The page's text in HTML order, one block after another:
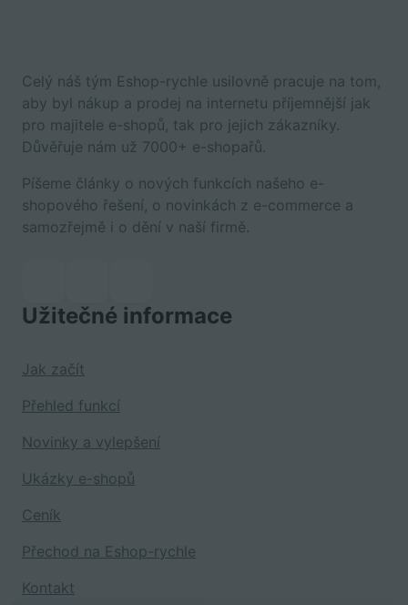
Celý náš tým Eshop-rychle usilovně pracuje na tom,
aby byl nákup a prodej na internetu příjemnější jak
pro majitele e-shopů, tak pro jejich zákazníky.
Důvěřuje nám už 7000+ e-shopařů.
Píšeme články o nových funkcích našeho e-
shopového řešení, o novinkách z e-commerce a
samozřejmě i o dění v naší firmě.
Užitečné informace
Jak začít
Přehled funkcí
Novinky a vylepšení
Ukázky e-shopů
Ceník
Přechod na Eshop-rychle
Kontakt